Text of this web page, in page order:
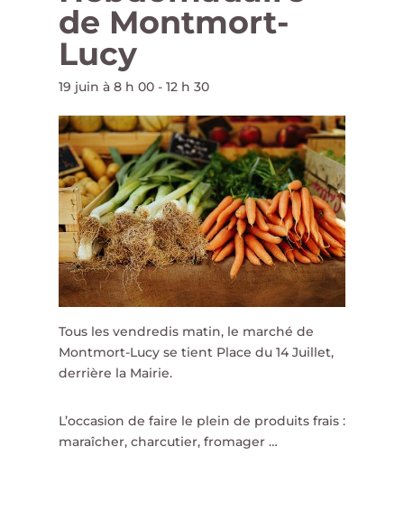
de Montmort-
Lucy
19 juin à 8 h 00- 12 h 30
Tous les vendredis matin, le marché de
Montmort-Lucy se tient Place du 14 Juillet,
derrière la Mairie.
L’occasion de faire le plein de produits frais :
maraîcher, charcutier, fromager …